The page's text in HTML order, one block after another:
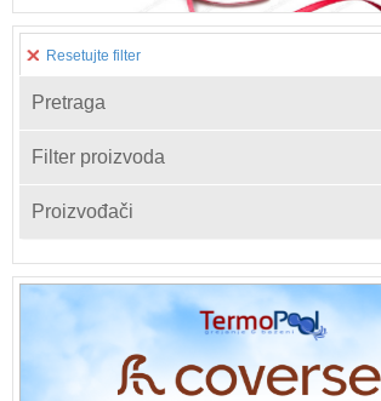
Resetujte filter
Pretraga
Filter proizvoda
Proizvođači